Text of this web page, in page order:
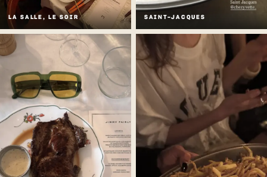
LA SALLE, LE SOIR SAINT-JACQUES